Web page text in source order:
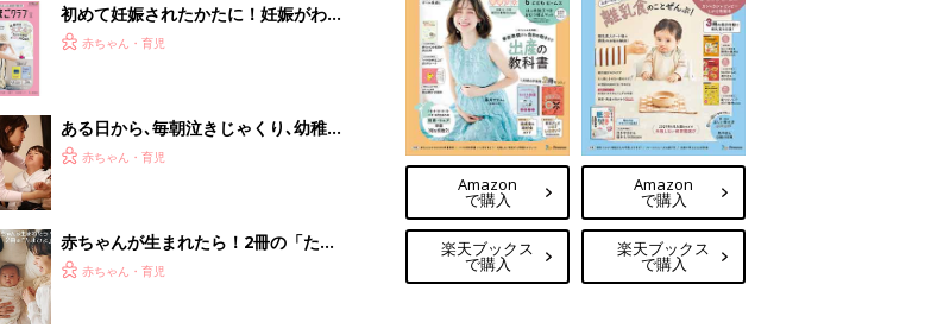
初めて妊娠されたかたに！妊娠がわか
ったら最初に読む本『初めてのたまご
赤ちゃん・育児
ある日から､毎朝泣きじゃくり､幼稚園
に登園できなくなった女の子｡どう対
赤ちゃん・育児
赤ちゃんが生まれたら！2冊の「たま
ひよ」
赤ちゃん・育児
Amazon
で購入
楽天ブックス
で購入
Amazon
で購入
楽天ブックス
で購入